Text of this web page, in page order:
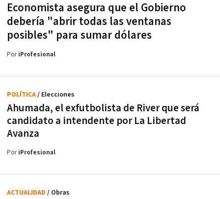
Economista asegura que el Gobierno
debería "abrir todas las ventanas
posibles" para sumar dólares
PoriProfesional
Ahumada, el exfutbolista de River que será
candidato a intendente por La Libertad
Avanza
POLÍTICA/ Elecciones
PoriProfesional
ACTUALIDAD / Obras